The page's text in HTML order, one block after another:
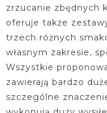
zrzucanie zbędnych
oferuje także
trzech różnych
własnym zakresie,
Wszystkie
zawierają bardzo
szczególne